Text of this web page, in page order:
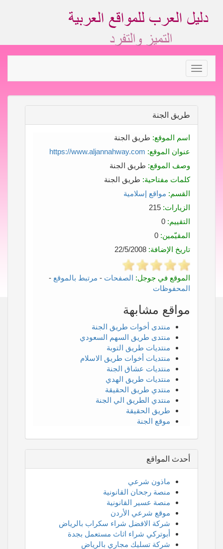
Toggle
navigation
طريق الجنة
اسم الموقع: طريق الجنة
عنوان الموقع: https://www.aljannahway.com
وصف الموقع: طريق الجنة
كلمات مفتاحية: طريق الجنة
القسم: مواقع إسلامية
الزيارات:
التقييم:
المقيّمين:
تاريخ الإضافة:
الموقع في جوجل: الصفحات - مرتبط بالموقع -
المحفوظات
مواقع مشابهة
منتدى أخوات طريق الجنة
منتدى طريق السهم السعودي
منتديات طريق التوبة
منتديات أخوات طريق الاسلام
منتديات عشاق الجنة
منتديات طريق الهدي
منتدي طريق الحقيقة
منتدي الطريق الي الجنة
طريق الحقيقة
موقع الجنة
أحدث المواقع
ماذون شرعي
منصة رجحان القانونية
منصة عسير القانونية
موقع شرعي الأردن
شركة الافضل شراء سكراب بالرياض
أبوتركي شراء اثاث مستعمل بجدة
شركة تسليك مجاري بالرياض